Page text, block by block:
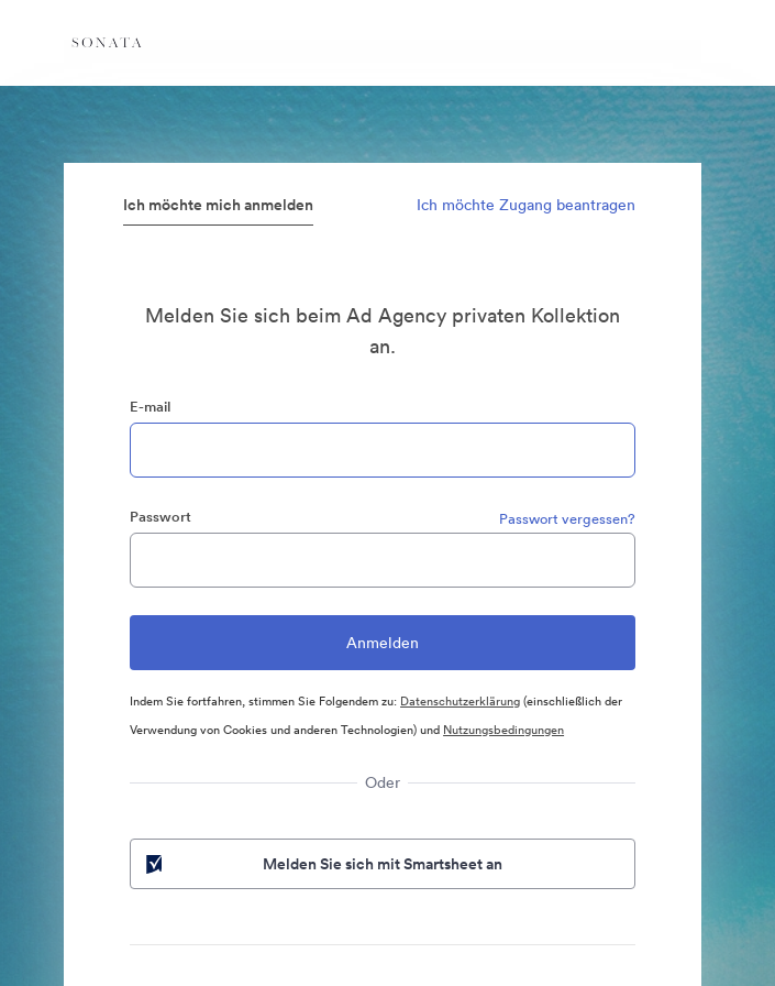
Ich möchte mich anmelden Ich möchte Zugang beantragen
Melden Sie sich beim Ad Agency privaten Kollektion
an.
E-mail
Passwort Passwort vergessen?
Indem Sie fortfahren, stimmen Sie Folgendem zu: Datenschutzerklärung(einschließlich der
Verwendung von Cookies und anderen Technologien) und Nutzungsbedingungen
Oder
Melden Sie sich mit Smartsheet an